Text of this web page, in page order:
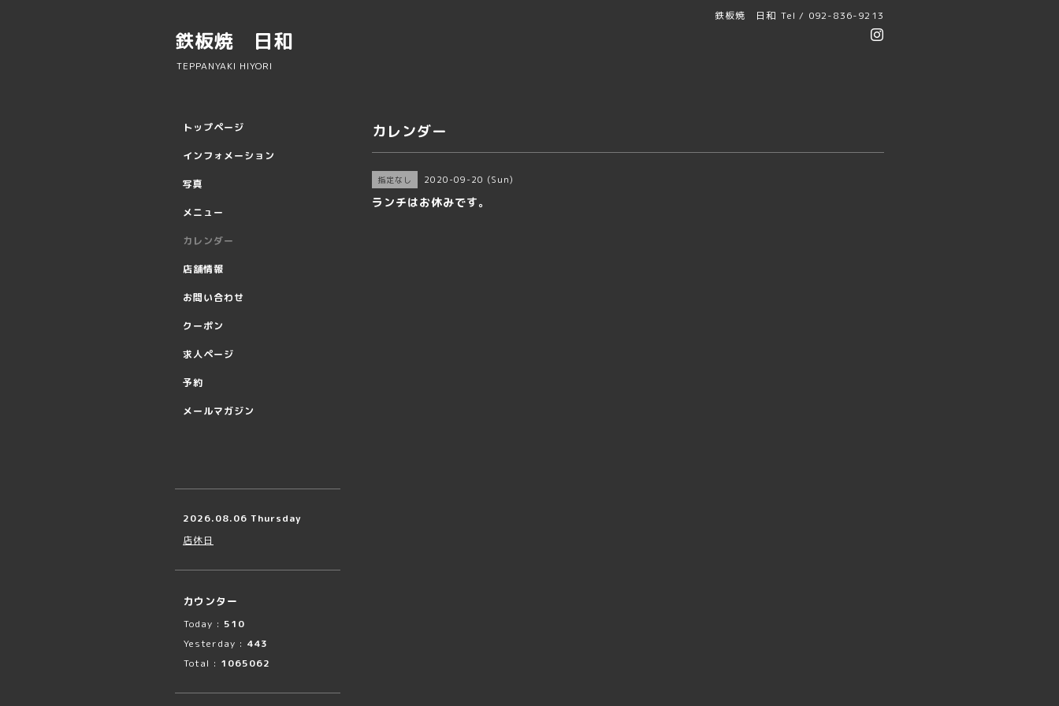
鉄板焼 日和 Tel / 092-836-9213
鉄板焼 日和
TEPPANYAKI HIYORI
カレンダー
指定なし 2020-09-20 (Sun)
ランチはお休みです。
トップページ
インフォメーション
写真
メニュー
カレンダー
店舗情報
お問い合わせ
クーポン
求人ページ
予約
メールマガジン
2026.08.06 Thursday
店休日
カウンター
Today : 510
Yesterday : 443
Total : 1065062